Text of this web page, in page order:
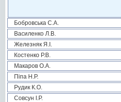
Бобровська С.А.
Василенко Л.В.
Железняк Я.І.
Костенко Р.В.
Макаров О.А.
Піпа Н.Р.
Рудик К.О.
Совсун І.Р.